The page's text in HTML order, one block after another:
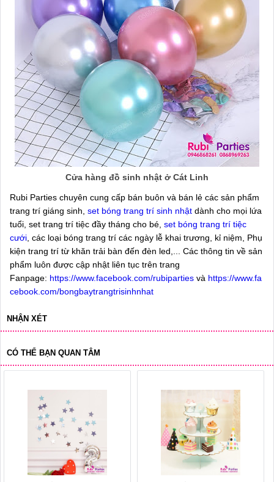
Cửa hàng đồ sinh nhật ở Cát Linh
Rubi Parties chuyên cung cấp bán buôn và bán lẻ các sản phẩm
trang trí giáng sinh, set bóng trang trí sinh nhật dành cho mọi lứa
tuổi, set trang trí tiệc đầy tháng cho bé, set bóng trang trí tiệc
cưới , các loại bóng trang trí các ngày lễ khai trương, kỉ niệm, Phụ
kiện trang trí từ khăn trải bàn đến đèn led,... Các thông tin về sản
phẩm luôn được cập nhật liên tục trên trang
Fanpage: https://www.facebook.com/rubiparties và https://www.fa
cebook.com/bongbaytrangtrisinhnhat
NHẬN XÉT
CÓ THỂ BẠN QUAN TÂM